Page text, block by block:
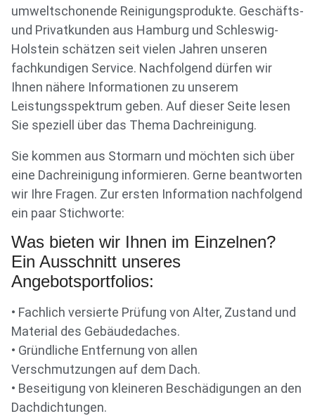
umweltschonende Reinigungsprodukte. Geschäfts-
und Privatkunden aus Hamburg und Schleswig-
Holstein schätzen seit vielen Jahren unseren
fachkundigen Service. Nachfolgend dürfen wir
Ihnen nähere Informationen zu unserem
Leistungsspektrum geben. Auf dieser Seite lesen
Sie speziell über das Thema Dachreinigung.
Sie kommen aus Stormarn und möchten sich über
eine Dachreinigung informieren. Gerne beantworten
wir Ihre Fragen. Zur ersten Information nachfolgend
ein paar Stichworte:
Was bieten wir Ihnen im Einzelnen?
Ein Ausschnitt unseres
Angebotsportfolios:
• Fachlich versierte Prüfung von Alter, Zustand und
Material des Gebäudedaches.
• Gründliche Entfernung von allen
Verschmutzungen auf dem Dach.
• Beseitigung von kleineren Beschädigungen an den
Dachdichtungen.